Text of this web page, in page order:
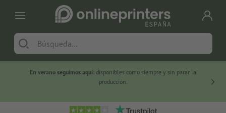
En verano seguimos aquí: disponibles como siempre y sin parar la
producción.